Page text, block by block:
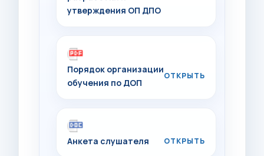
утверждения ОП ДПО
Порядок организации
обучения по ДОП
Анкета слушателя